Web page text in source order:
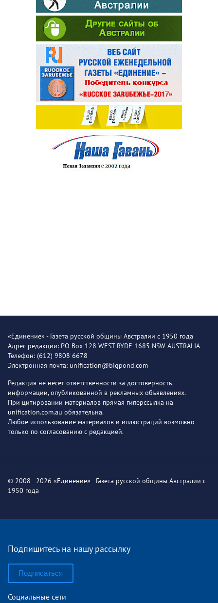
«Единение» - Газета русской общины Австралии с 1950 года
Адрес редакции: PO Box 128 WEST RYDE 1685 NSW AUSTRALIA
Телефон: (612) 9808 6678
Электронная почта: unification@bigpond.com
Редакция не несет ответственности за достоверность
информации, опубликованной в рекламных объявлениях.
При цитировании материалов прямая гиперссылка на
unification.com.au обязательна.
Любое использование материалов и иллюстраций возможно
только по согласованию с редакцией.
© 2008 - 2026 «Единение» - Газета русской общины Австралии с
1950 года
Подпишитесь на нашу рассылку
Подписаться
Социальные сети